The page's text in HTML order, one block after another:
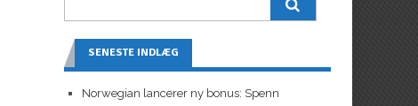
SENESTE INDLÆG
Norwegian lancerer ny bonus: Spenn